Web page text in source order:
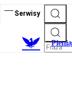
Serwisy
P